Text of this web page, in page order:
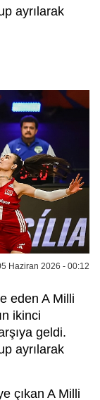
ayrılarak
Haziran 2026 - 00:12
eden A Milli
ikinci
geldi.
ayrılarak
çıkan A Milli